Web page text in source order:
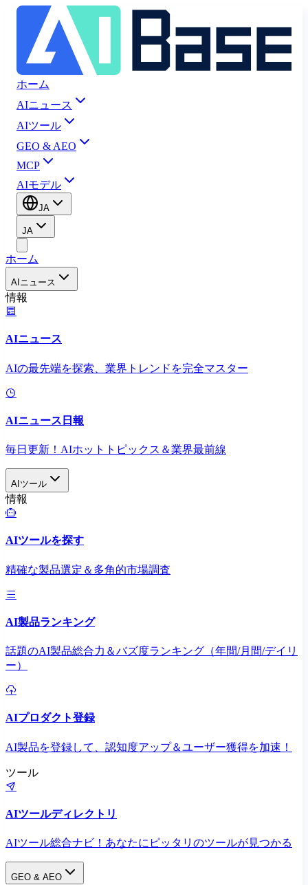
ホーム
AIニュース
AIツール
GEO & AEO
MCP
AIモデル
JA
JA
ホーム
AIニュース
情報
AIニュース
AIの最先端を探索、業界トレンドを完全マスター
AIニュース日報
毎日更新！AIホットトピックス＆業界最前線
AIツール
情報
AIツールを探す
精確な製品選定＆多角的市場調査
AI製品ランキング
話題のAI製品総合力＆バズ度ランキング（年間/月間/デイリ
ー）
AIプロダクト登録
AI製品を登録して、認知度アップ＆ユーザー獲得を加速！
ツール
AIツールディレクトリ
AIツール総合ナビ！あなたにピッタリのツールが見つかる
GEO & AEO